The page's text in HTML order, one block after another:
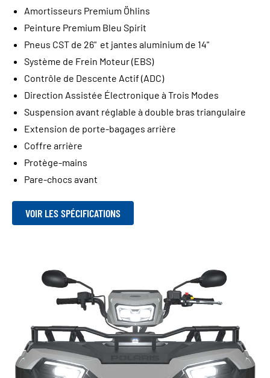
Amortisseurs Premium Öhlins
Peinture Premium Bleu Spirit
Pneus CST de 26" et jantes aluminium de 14"
Système de Frein Moteur (EBS)
Contrôle de Descente Actif (ADC)
Direction Assistée Électronique à Trois Modes
Suspension avant réglable à double bras triangulaire
Extension de porte-bagages arrière
Coffre arrière
Protège-mains
Pare-chocs avant
VOIR LES SPÉCIFICATIONS